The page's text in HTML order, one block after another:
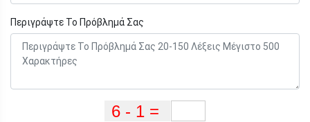
Περιγράψτε Το Πρόβλημά Σας